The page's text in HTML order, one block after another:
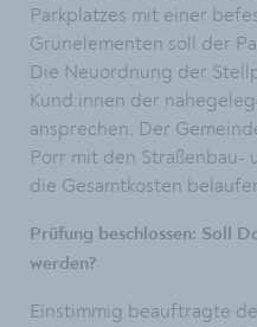
Parkplatzes mit einer
Grünelementen soll der
Die Neuordnung der
Kund:innen der
ansprechen. Der
Porr mit den Straßenbau-
die Gesamtkosten
Prüfung beschlossen: Soll
werden?
Einstimmig beauftragte